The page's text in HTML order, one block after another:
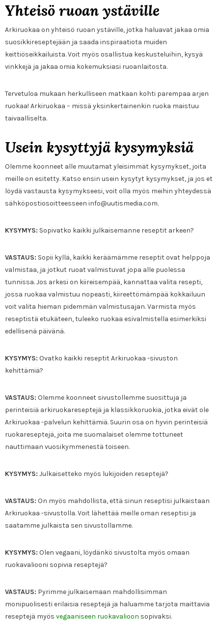
Yhteisö ruoan ystäville
Arkiruokaa on yhteisö ruoan ystäville, jotka haluavat jakaa omia
suosikkireseptejään ja saada inspiraatiota muiden
keittiöseikkailuista. Voit myös osallistua keskusteluihin, kysyä
vinkkejä ja jakaa omia kokemuksiasi ruoanlaitosta.
Tervetuloa mukaan herkulliseen matkaan kohti parempaa arjen
ruokaa! Arkiruokaa – missä yksinkertainenkin ruoka maistuu
taivaalliselta.
Usein kysyttyjä kysymyksiä
Olemme koonneet alle muutamat yleisimmät kysymykset, joita
meille on esitetty. Katso ensin usein kysytyt kysymykset, ja jos et
löydä vastausta kysymykseesi, voit olla myös meihin yhteydessä
sähköpostiosoitteesseen info@uutismedia.com.
KYSYMYS: Sopivatko kaikki julkaisemanne reseptit arkeen?
VASTAUS: Sopii kyllä, kaikki keräämämme reseptit ovat helppoja
valmistaa, ja jotkut ruoat valmistuvat jopa alle puolessa
tunnissa. Jos arkesi on kiireisempää, kannattaa valita resepti,
jossa ruokaa valmistuu nopeasti, kiireettömämpää kokkailuun
voit valita hieman pidemmän valmistusajan. Varmista myös
reseptistä etukäteen, tuleeko ruokaa esivalmistella esimerkiksi
edellisenä päivänä.
KYSYMYS: Ovatko kaikki reseptit Arkiruokaa -sivuston
kehittämiä?
VASTAUS: Olemme koonneet sivustollemme suosittuja ja
perinteisiä arkiruokareseptejä ja klassikkoruokia, jotka eivät ole
Arkiruokaa -palvelun kehittämiä. Suurin osa on hyvin perinteisiä
ruokareseptejä, joita me suomalaiset olemme tottuneet
nauttimaan vuosikymmenestä toiseen.
KYSYMYS: Julkaisetteko myös lukijoiden reseptejä?
VASTAUS: On myös mahdollista, että sinun reseptisi julkaistaan
Arkiruokaa -sivustolla. Voit lähettää meille oman reseptisi ja
saatamme julkaista sen sivustollamme.
KYSYMYS: Olen vegaani, löydänkö sivustolta myös omaan
ruokavaliooni sopivia reseptejä?
VASTAUS: Pyrimme julkaisemaan mahdollisimman
monipuolisesti erilaisia reseptejä ja haluamme tarjota maittavia
reseptejä myös vegaaniseen ruokavalioon sopivaksi.